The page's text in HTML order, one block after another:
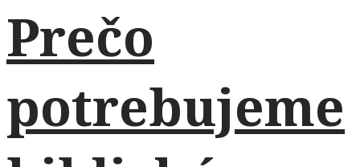
Prečo
potrebujeme